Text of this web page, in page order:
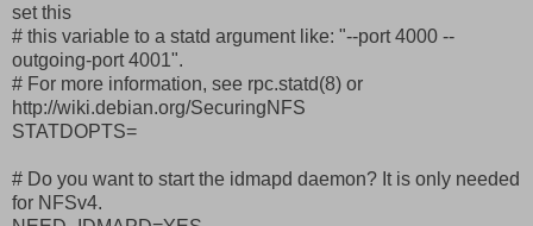
set this
# this variable to a statd argument like: "--port 4000 --
outgoing-port 4001".
# For more information, see rpc.statd(8) or
http://wiki.debian.org/SecuringNFS
STATDOPTS=
# Do you want to start the idmapd daemon? It is only needed
for NFSv4.